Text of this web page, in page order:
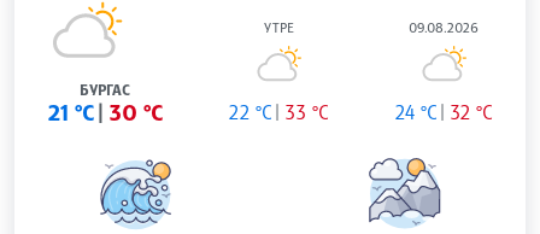
БУРГАС
21 °C 30 °C
УТРЕ
22 °C 33 °C
09.08.2026
24 °C 32 °C